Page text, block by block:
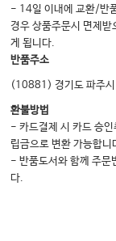
- 14일 이내에 교환/반
경우 상품주문시 면제받
게 됩니다.
반품주소
(10881) 경기도 파주
환불방법
- 카드결제 시 카드 승인
립금으로 변환 가능합니
- 반품도서와 함께 주문
다.